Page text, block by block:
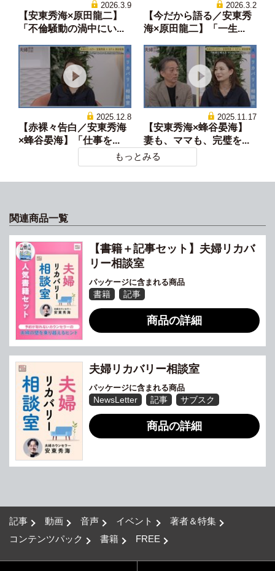
2026.3.9
【安東秀海×原田龍二】
「不倫騒動の渦中にい...
2026.3.2
【今だから語る／安東秀
海×原田龍二】「一生...
2025.12.8
【赤裸々告白／安東秀海
×蜂谷晏海】「仕事を...
2025.11.17
【安東秀海×蜂谷晏海】
妻も、ママも、完璧を...
もっとみる
関連商品一覧
【書籍＋記事セット】夫婦リカバ
リー相談室
パッケージに含まれる商品
書籍 記事
商品の詳細
夫婦リカバリー相談室
パッケージに含まれる商品
NewsLetter 記事 サブスク
商品の詳細
記事 動画 音声 イベント
著者＆特集
コンテンツパック
書籍 FREE